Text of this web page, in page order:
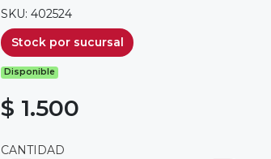
SKU: 402524
Stock por sucursal
Disponible
$ 1.500
CANTIDAD